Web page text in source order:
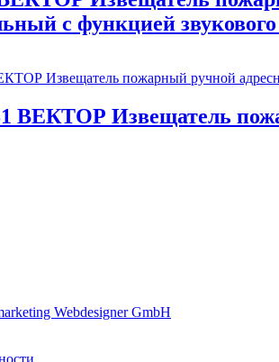
с функцией
ВЕКТОР Извещатель
Webdesigner GmbH